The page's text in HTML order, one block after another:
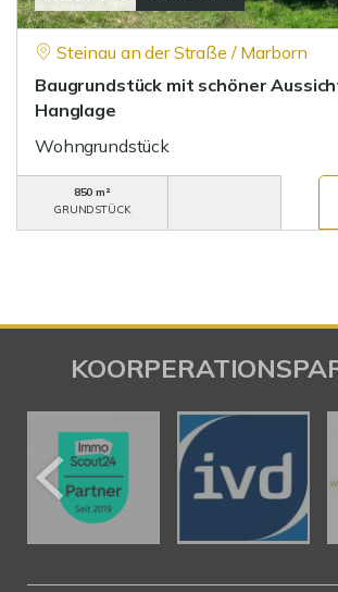
Steinau an der Straße / Marborn
Baugrundstück mit schöner
Hanglage
Wohngrundstück
850 m²
GRUNDSTÜCK